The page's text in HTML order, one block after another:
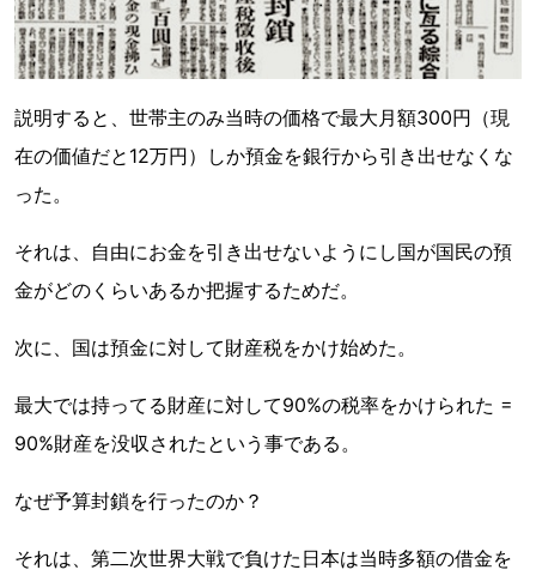
説明すると、世帯主のみ当時の価格で最大月額300円（現
在の価値だと12万円）しか預金を銀行から引き出せなくな
った。
それは、自由にお金を引き出せないようにし国が国民の預
金がどのくらいあるか把握するためだ。
次に、国は預金に対して財産税をかけ始めた。
最大では持ってる財産に対して90%の税率をかけられた =
90%財産を没収されたという事である。
なぜ予算封鎖を行ったのか？
それは、第二次世界大戦で負けた日本は当時多額の借金を